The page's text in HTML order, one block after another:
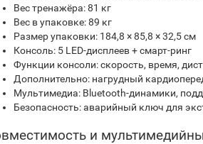
Вес тренажёра: 81 кг
Вес в упаковке: 89 кг
Размер упаковки: 184,8 × 85,8 × 32,5 см
Консоль: 5 LED-дисплеев + смарт-ринг
Функции консоли: скорость, время,
Дополнительно: нагрудный
Мультимедиа: Bluetooth-динамики,
Безопасность: аварийный ключ для
и